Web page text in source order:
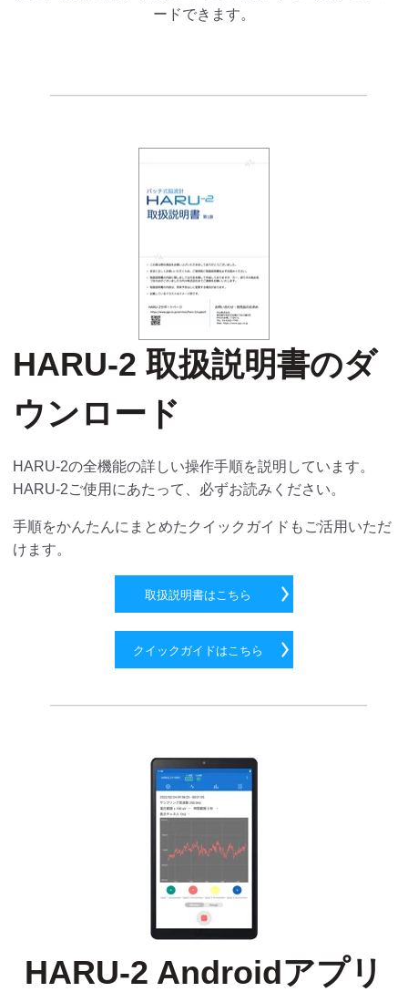
ードできます。
HARU-2 取扱説明書のダ
ウンロード
HARU-2の全機能の詳しい操作手順を説明しています。
HARU-2ご使用にあたって、必ずお読みください。
手順をかんたんにまとめたクイックガイドもご活用いただ
けます。
取扱説明書はこちら
クイックガイドはこちら
HARU-2 Androidアプリ